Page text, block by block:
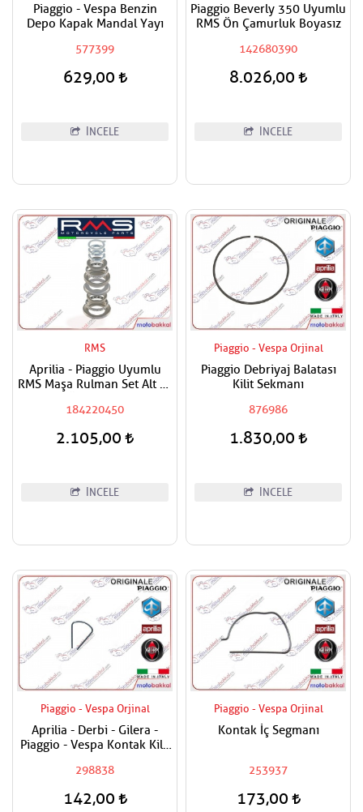
Piaggio - Vespa Benzin
Depo Kapak Mandal Yayı
577399
629,00
İNCELE
Piaggio Beverly 350 Uyumlu
RMS Ön Çamurluk Boyasız
142680390
8.026,00
İNCELE
RMS
Aprilia - Piaggio Uyumlu
RMS Maşa Rulman Set Alt ve
184220450
2.105,00
İNCELE
Piaggio - Vespa Orjinal
Piaggio Debriyaj Balatası
Kilit Sekmanı
876986
1.830,00
İNCELE
Piaggio - Vespa Orjinal
Aprilia - Derbi - Gilera -
Piaggio - Vespa Kontak Kilit
298838
142,00
Piaggio - Vespa Orjinal
Kontak İç Segmanı
253937
173,00